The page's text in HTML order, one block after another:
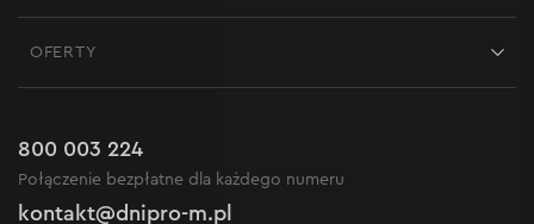
Regulamin sklepu internetowego
Polityka prywatności
Gwarancja i serwis
Reklamacje i skargi
OFERTY
Nowości
800 003 224
Połączenie bezpłatne dla każdego numeru
kontakt@dnipro-m.pl